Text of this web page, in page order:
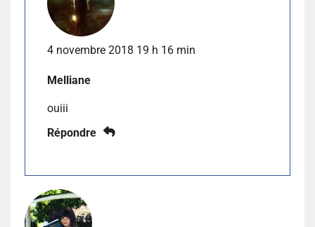
4 novembre 2018 19 h 16 min
Melliane
ouiii
Répondre